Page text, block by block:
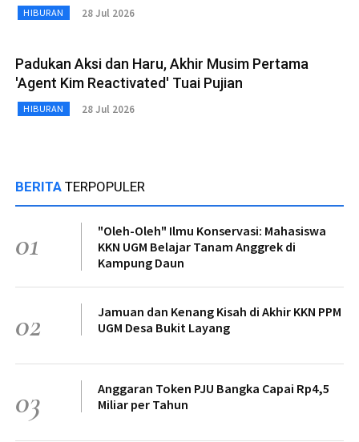
HIBURAN 28 Jul 2026
Padukan Aksi dan Haru, Akhir Musim Pertama
'Agent Kim Reactivated' Tuai Pujian
HIBURAN 28 Jul 2026
BERITA TERPOPULER
01
"Oleh-Oleh" Ilmu Konservasi: Mahasiswa
KKN UGM Belajar Tanam Anggrek di
Kampung Daun
02
Jamuan dan Kenang Kisah di Akhir KKN PPM
UGM Desa Bukit Layang
03
Anggaran Token PJU Bangka Capai Rp4,5
Miliar per Tahun